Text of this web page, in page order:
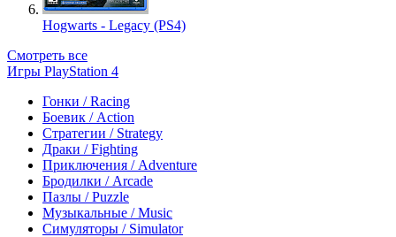
Hogwarts - Legacy (PS4)
Смотреть все
Игры PlayStation 4
Гонки / Racing
Боевик / Action
Стратегии / Strategy
Драки / Fighting
Приключения / Adventure
Бродилки / Arcade
Пазлы / Puzzle
Музыкальные / Music
Симуляторы / Simulator